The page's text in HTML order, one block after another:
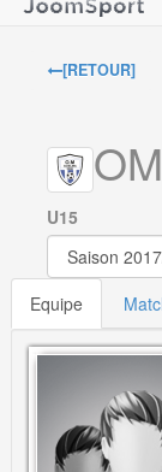
[RETOUR]
U15
Equipe